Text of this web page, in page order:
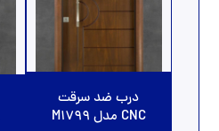
درب ضد سرقت
CNC مدل M1799